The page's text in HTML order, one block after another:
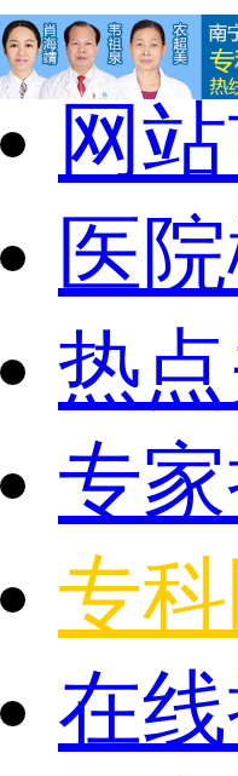
网
医
热
专
专
在